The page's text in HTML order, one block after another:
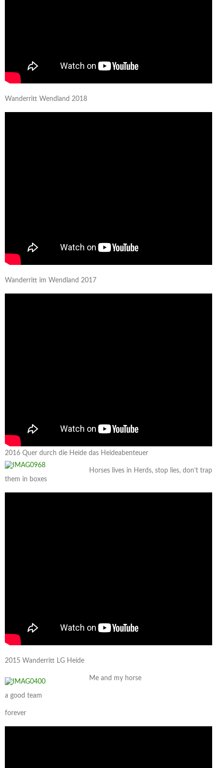
Wanderritt Wendland 2018
Wanderritt im Wendland 2017
2016 Quer durch die Heide das Heideabenteuer
Horses lives in Herds, stop lies, don’t trap
them in boxes
2015 Wanderritt LG Heide
Me and my horse
a good team
forever